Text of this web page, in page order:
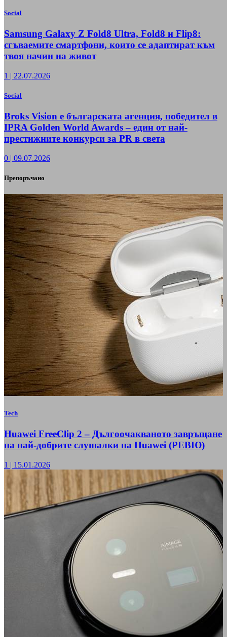
Social
Samsung Galaxy Z Fold8 Ultra, Fold8 и Flip8:
сгъваемите смартфони, които се адаптират към
твоя начин на живот
1 | 22.07.2026
Social
Broks Vision е българската агенция, победител в
IPRA Golden World Awards – един от най-
престижните конкурси за PR в света
0 | 09.07.2026
Препоръчано
Tech
Huawei FreeClip 2 – Дългоочакваното завръщане
на най-добрите слушалки на Huawei (РЕВЮ)
1 | 15.01.2026